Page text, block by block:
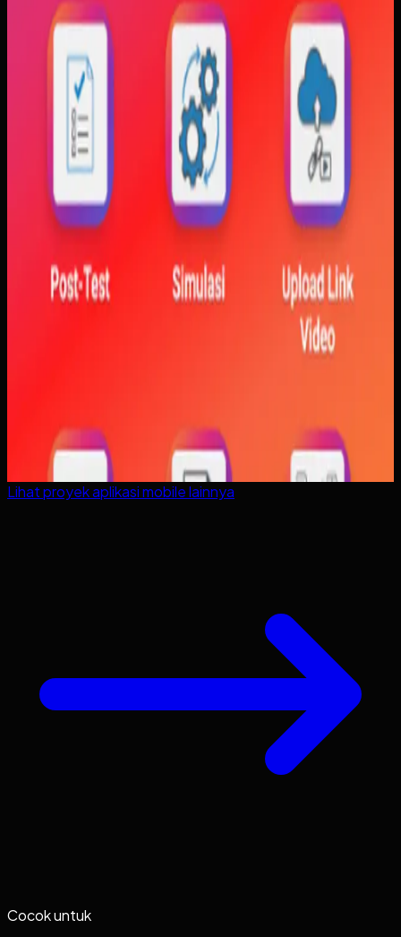
visualisasi gerak, dan grafik yang berubah langsung saat
variabel diubah. Dengan begitu, mahasiswa bisa melihat
hubungan antara teori dan simulasi secara lebih konkret.
Baca studi kasus lengkap
Lihat proyekaplikasi mobilelainnya
Cocok untuk